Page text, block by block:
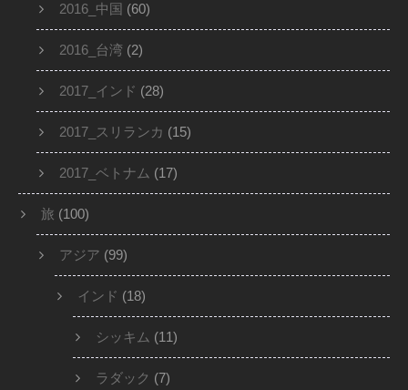
2016_中国 (60)
2016_台湾 (2)
2017_インド (28)
2017_スリランカ (15)
2017_ベトナム (17)
旅 (100)
アジア (99)
インド (18)
シッキム (11)
ラダック (7)